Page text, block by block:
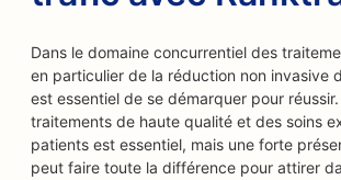
Dans le domaine concurrentiel des
en particulier de la réduction non invasive
est essentiel de se démarquer pour
traitements de haute qualité et des soins
patients est essentiel, mais une forte
peut faire toute la différence pour attirer